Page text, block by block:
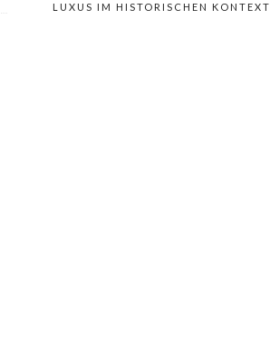
LUXUS IM HISTORISCHEN KONTEXT